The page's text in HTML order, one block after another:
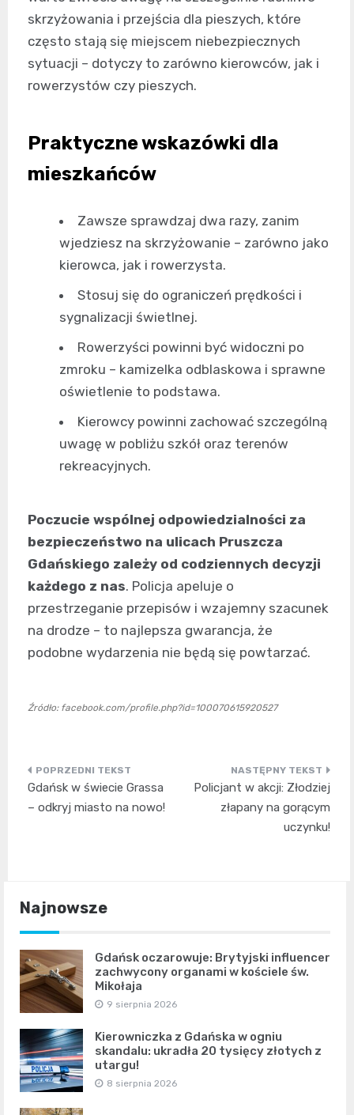
skrzyżowania i przejścia dla pieszych, które
często stają się miejscem niebezpiecznych
sytuacji – dotyczy to zarówno kierowców, jak i
rowerzystów czy pieszych.
Praktyczne wskazówki dla
mieszkańców
Zawsze sprawdzaj dwa razy, zanim
wjedziesz na skrzyżowanie – zarówno jako
kierowca, jak i rowerzysta.
Stosuj się do ograniczeń prędkości i
sygnalizacji świetlnej.
Rowerzyści powinni być widoczni po
zmroku – kamizelka odblaskowa i sprawne
oświetlenie to podstawa.
Kierowcy powinni zachować szczególną
uwagę w pobliżu szkół oraz terenów
rekreacyjnych.
Poczucie wspólnej odpowiedzialności za
bezpieczeństwo na ulicach Pruszcza
Gdańskiego zależy od codziennych decyzji
każdego z nas. Policja apeluje o
przestrzeganie przepisów i wzajemny szacunek
na drodze – to najlepsza gwarancja, że
podobne wydarzenia nie będą się powtarzać.
Źródło: facebook.com/profile.php?id=100070615920527
Nawigacja
wpisu
Gdańsk w świecie Grassa
– odkryj miasto na nowo!
Policjant w akcji: Złodziej
złapany na gorącym
uczynku!
Najnowsze
Gdańsk oczarowuje: Brytyjski influencer
zachwycony organami w kościele św.
Mikołaja
9 sierpnia 2026
Kierowniczka z Gdańska w ogniu
skandalu: ukradła 20 tysięcy złotych z
utargu!
8 sierpnia 2026